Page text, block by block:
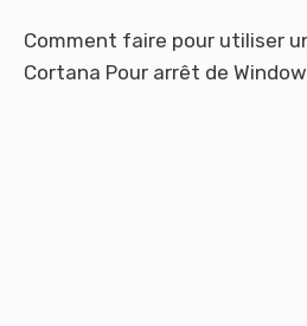
Comment faire pour utiliser
Cortana Pour arrêt de